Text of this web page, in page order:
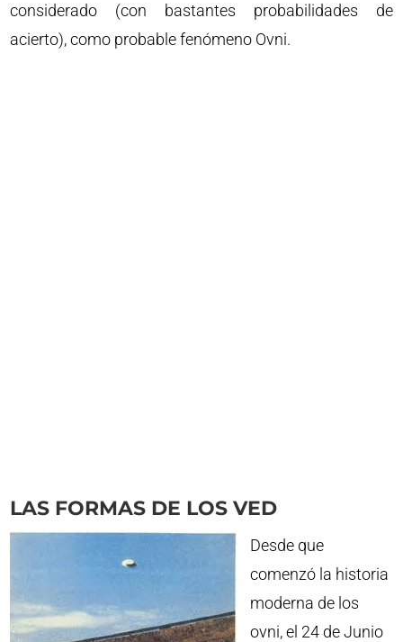
considerado (con bastantes probabilidades de
acierto), como probable fenómeno Ovni.
LAS FORMAS DE LOS VED
Desde que
comenzó la historia
moderna de los
ovni, el 24 de Junio